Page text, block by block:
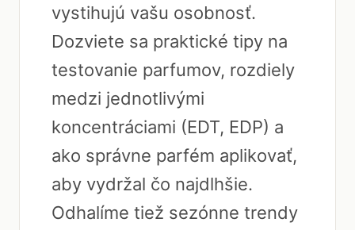
vystihujú vašu osobnosť.
Dozviete sa praktické tipy na
testovanie parfumov, rozdiely
medzi jednotlivými
koncentráciami (EDT, EDP) a
ako správne parfém aplikovať,
aby vydržal čo najdlhšie.
Odhalíme tiež sezónne trendy